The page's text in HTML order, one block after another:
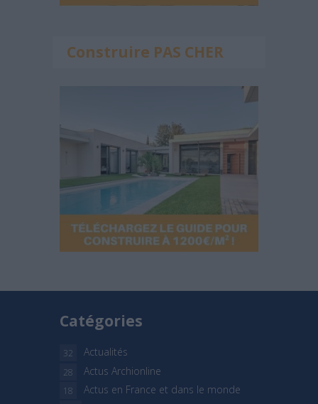
Construire PAS CHER
Catégories
Actualités
32
Actus Archionline
28
Actus en France et dans le monde
18